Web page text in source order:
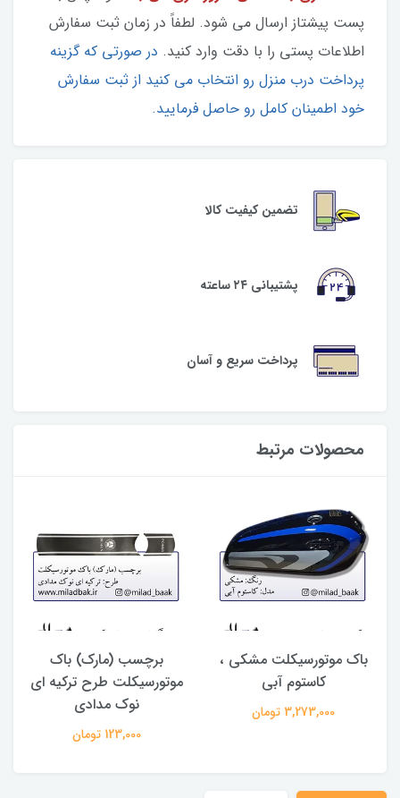
پست پیشتاز ارسال می شود. لطفاً در زمان ثبت سفارش
اطلاعات پستی را با دقت وارد کنید. در صورتی که گزینه
پرداخت درب منزل رو انتخاب می کنید از ثبت سفارش
خود اطمینان کامل رو حاصل فرمایید.
تضمین کیفیت کالا
پشتیبانی ۲۴ ساعته
پرداخت سریع و آسان
محصولات مرتبط
باک موتورسیکلت مشکی ،
کاستوم آبی
3,273,000 تومان
برچسب (مارک) باک
موتورسیکلت طرح ترکیه ای
نوک مدادی
123,000 تومان